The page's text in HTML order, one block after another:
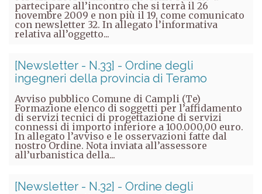
partecipare all’incontro che si terrà il 26
novembre 2009 e non più il 19, come comunicato
con newsletter 32. In allegato l’informativa
relativa all’oggetto...
[Newsletter - N.33] - Ordine degli
ingegneri della provincia di Teramo
Avviso pubblico Comune di Campli (Te)
Formazione elenco di soggetti per l’affidamento
di servizi tecnici di progettazione di servizi
connessi di importo inferiore a 100.000,00 euro.
In allegato l’avviso e le osservazioni fatte dal
nostro Ordine. Nota inviata all’assessore
all’urbanistica della...
[Newsletter - N.32] - Ordine degli